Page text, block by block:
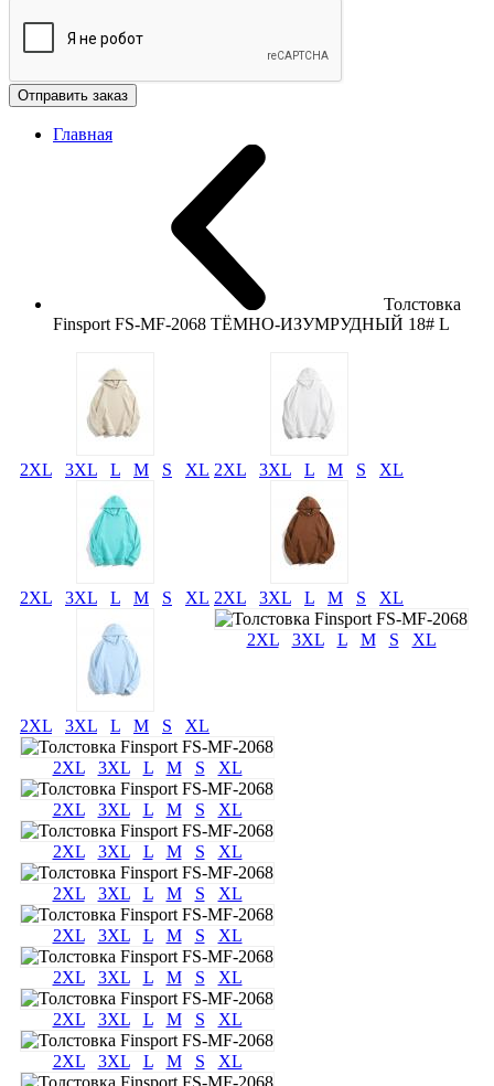
Отправить заказ
Главная
Толстовка
Finsport FS-MF-2068 ТЁМНО-ИЗУМРУДНЫЙ 18# L
2XL 3XL L M S XL 2XL 3XL L M S XL
2XL 3XL L M S XL 2XL 3XL L M S XL
2XL 3XL L M S XL
2XL 3XL L M S XL
2XL 3XL L M S XL
2XL 3XL L M S XL
2XL 3XL L M S XL
2XL 3XL L M S XL
2XL 3XL L M S XL
2XL 3XL L M S XL
2XL 3XL L M S XL
2XL 3XL L M S XL